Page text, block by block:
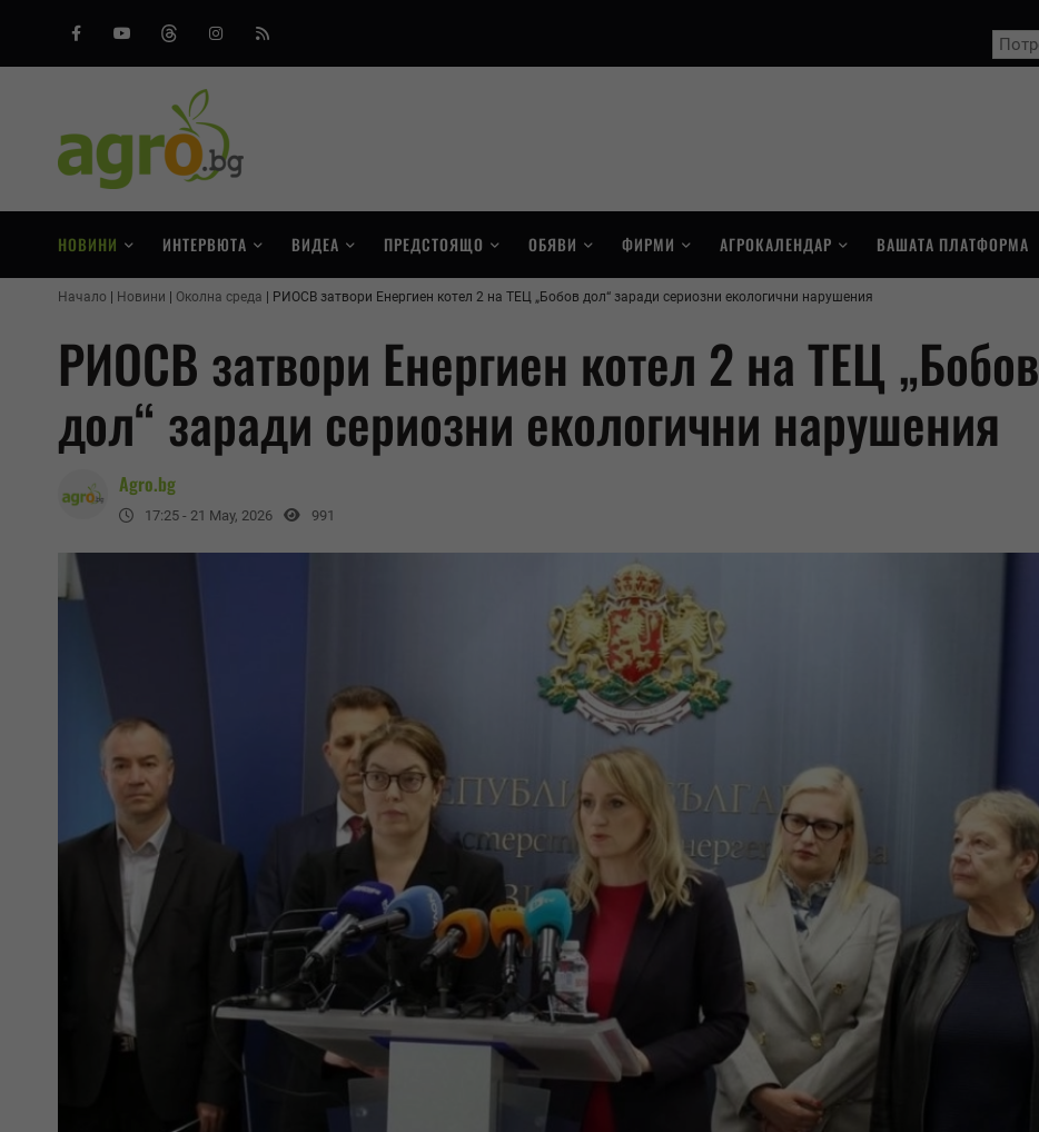
FacebookYoutubeThreadsInstagram
RSS
НОВИНИ ИНТЕРВЮТА ВИДЕА ПРЕДСТОЯЩО ОБЯВИ ФИРМИ АГРОКАЛЕНДАР ВАШАТА ПЛАТФОРМА
Начало Новини Околна среда РИОСВ затвори Енергиен котел 2 на ТЕЦ „Бобов дол“ заради сериозни екологични нарушения
РИОСВ затвори Енергиен котел 2 на ТЕЦ „Бобов
дол“ заради сериозни екологични нарушения
Agro.bg
17:25 - 21 May, 2026 991